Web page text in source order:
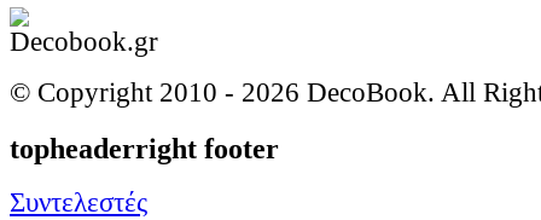
© Copyright 2010 - 2026 DecoBook. All
topheaderright footer
Συντελεστές